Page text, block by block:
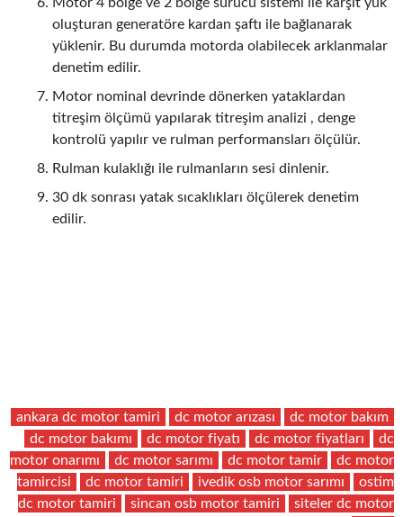
oluşturan generatöre kardan şaftı ile bağlanarak
yüklenir. Bu durumda motorda olabilecek arklanmalar
denetim edilir.
Motor nominal devrinde dönerken yataklardan
titreşim ölçümü yapılarak titreşim analizi , denge
kontrolü yapılır ve rulman performansları ölçülür.
Rulman kulaklığı ile rulmanların sesi dinlenir.
30 dk sonrası yatak sıcaklıkları ölçülerek denetim
edilir.
ankara dc motor tamiri dc motor arızası
dc motor bakım
dc motor bakımı
dc motor fiyatı dc motor fiyatları
dc
motor onarımı
dc motor sarımı dc motor tamir
dc motor
tamircisi
dc motor tamiri ivedik osb motor sarımı
ostim
dc motor tamiri
sincan osb motor tamiri
siteler dc motor